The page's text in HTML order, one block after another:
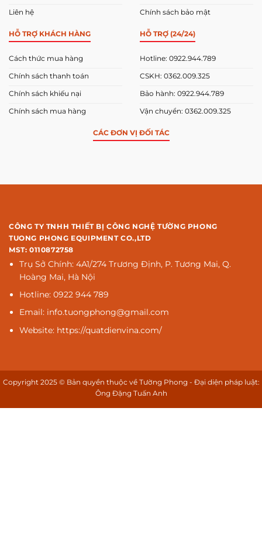
Liên hệ
Chính sách bảo mật
HỖ TRỢ KHÁCH HÀNG
Cách thức mua hàng
Chính sách thanh toán
Chính sách khiếu nại
Chính sách mua hàng
HỖ TRỢ (24/24)
Hotline: 0922.944.789
CSKH: 0362.009.325
Bảo hành: 0922.944.789
Vận chuyển: 0362.009.325
CÁC ĐƠN VỊ ĐỐI TÁC
CÔNG TY TNHH THIẾT BỊ CÔNG NGHỆ TƯỜNG PHONG
TUONG PHONG EQUIPMENT CO.,LTD
MST: 0110872758
Trụ Sở Chính: 4A1/274 Trương Định, P. Tương Mai, Q.
Hoàng Mai, Hà Nội
Hotline: 0922 944 789
Email: info.tuongphong@gmail.com
Website: https://quatdienvina.com/
Copyright 2025 © Bản quyền thuộc về Tường Phong - Đại diện pháp luật:
Ông Đặng Tuấn Anh